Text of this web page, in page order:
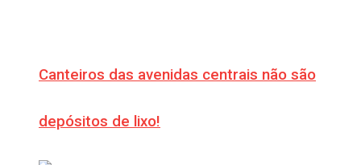
Canteiros das avenidas centrais não são
depósitos de lixo!